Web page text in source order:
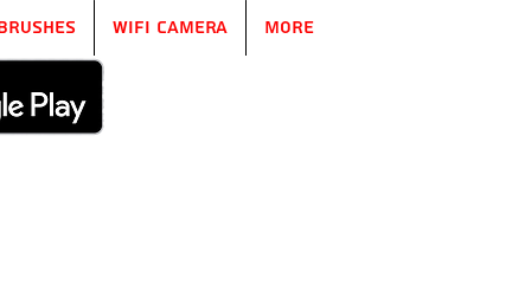
WIFI Camera More